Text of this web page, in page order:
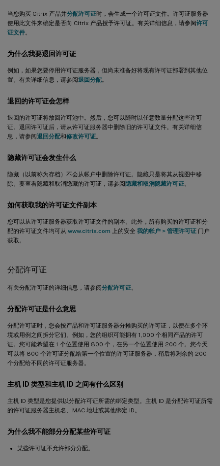
当您购买 Citrix 产品并分配许可证时，会生成一个许可证文件。许可证服务器
使用此文件来确定是否向 Citrix 产品授予许可证。有关详细信息，请参阅许可
证文件。
为什么我要退回许可证
例如，如果您要停用许可证服务器，但尚未准备好将现有许可证部署到其他位
置。有关详细信息，请参阅退回分配。
退回的许可证会怎样
退回的许可证将放回许可池中。然后，您可以随时以任意数量分配这些许可
证。退回许可证后，请从许可证服务器中删除旧的许可证文件。有关详细信
息，请参阅退回分配和修改许可证。
隐藏许可证会发生什么
隐藏（以前称为存档）不会从帐户中删除许可证。隐藏只是将其从视图中移
除。要查看隐藏和取消隐藏的许可证，请参阅隐藏和取消隐藏许可证。
如何获取我的许可证文件副本
您可以从许可证服务器获取许可证文件的副本。此外，所有购买的许可证和分
配的许可证文件均可从 www.citrix.com 上的安全 我的帐户 > 管理许可证 门户
获取。
分配许可证
有关分配许可证的详细信息，请参阅分配许可证。
分配许可证是什么意思
分配许可证时，您会按产品和许可证服务器分摊购买的许可证，以便在多个环
境或用例之间拆分它们。例如，您的组织可能拥有 1,000 个相同产品的许可
证。您可能希望在 1 个位置使用 800 个，在另一个位置使用 200 个。您今天
可以将 800 个许可证分配给第一个位置的许可证服务器，稍后将剩余的 200
个分配给不同的许可证服务器。
主机 ID 类型和主机 ID 之间有什么区别
主机 ID 类型是您提供以分配许可证所需的绑定类型。主机 ID 是分配许可证所需
的许可证服务器主机名、MAC 地址或其他绑定 ID。
为什么我不能部分分配某些许可证
某些许可证不允许部分分配。